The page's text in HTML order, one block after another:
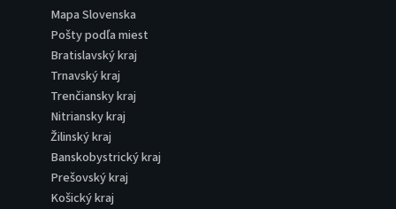
Mapa Slovenska
Pošty podľa miest
Bratislavský kraj
Trnavský kraj
Trenčiansky kraj
Nitriansky kraj
Žilinský kraj
Banskobystrický kraj
Prešovský kraj
Košický kraj